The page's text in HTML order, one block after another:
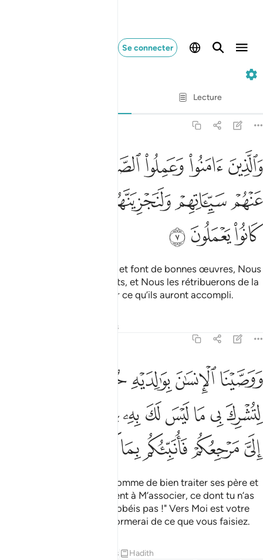
Se connecter
Lecture
: Muhammad Hamidullah
والذين امنوا وعملوا الصالحات لنكفرن عنهم سيياتهم ولنجزينهم احسن
وَٱلَّذِينَ ءَامَنُوا۟ وَعَمِلُوا۟ ٱلصَّـٰلِحَـٰتِ لَنُكَفِّرَنَّ عَنْهُمْ سَيِّـَٔاتِهِمْ
ﱁﱂﱃﱄ
ﱆﱇﱈ
ﱋﱌﱍ
Et quant à ceux qui croient et font de bonnes œuvres, Nous
leur effacerons leurs méfaits, et Nous les rétribuerons de la
meilleure récompense pour ce qu’ils auront accompli.
Réflexions
ووصينا الانسان بوالديه حسنا وان جاهداك لتشرك بي ما ليس لك به
وَوَصَّيْنَا ٱلْإِنسَـٰنَ بِوَٰلِدَيْهِ حُسْنًۭا ۖ وَإِن جَـٰهَدَاكَ لِتُشْرِكَ بِى مَا لَيْسَ لَكَ بِهِۦ
ﱎﱏﱐﱑﱒ
ﱕﱖﱗﱘﱙﱚﱛ
ﱟﱠﱡﱢﱣ
Et Nous avons enjoint à l’homme de bien traiter ses père et
mère, et "si ceux-ci te forcent à M’associer, ce dont tu n’as
aucun savoir, alors ne leur obéis pas !" Vers Moi est votre
retour, et alors Je vous informerai de ce que vous faisiez.
Réflexions Hadith